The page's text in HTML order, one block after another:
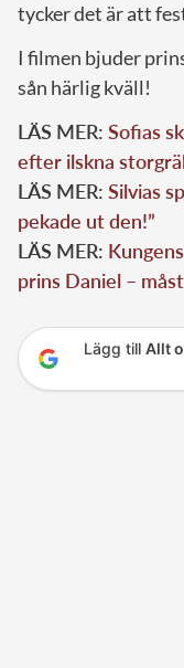
tycker det är att
I filmen bjuder
sån härlig kväll!
LÄS MER: Sofias
efter ilskna
LÄS MER: Silvias
pekade ut den!”
LÄS MER:
prins Daniel –
Lägg till Allt